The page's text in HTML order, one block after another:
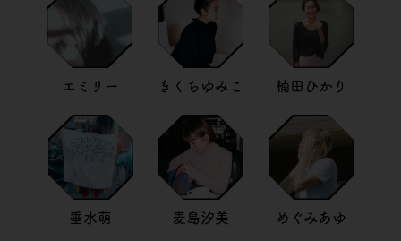
エミリー きくちゆみこ 楠田ひかり
垂水萌 麦島汐美 めぐみあゆ